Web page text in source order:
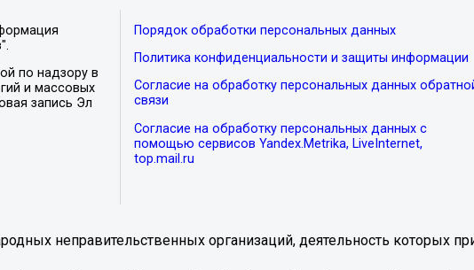
по надзору в
и массовых
запись Эл
Порядок обработки персональных данных
Политика конфиденциальности и защиты информации
Согласие на обработку персональных данных
связи
Согласие на обработку персональных данных с
помощью сервисов Yandex.Metrika, LiveInternet,
top.mail.ru
неправительственных организаций, деятельность которых